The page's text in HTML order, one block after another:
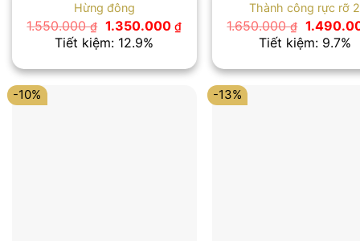
Hừng đông
1.550.000₫ Giá
gốc
là:
1.350.000₫Giá
là:
1.350.000 ₫.
Tiết kiệm: 12.9%
Thành công rực rỡ 2
1.650.000₫ Giá
gốc
là:
Tiết kiệm: 9.7%
-10% -13%